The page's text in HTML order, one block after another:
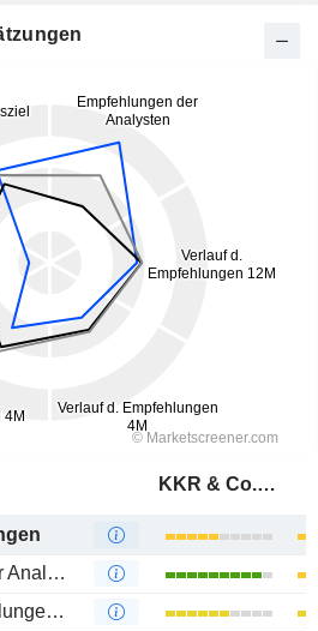
KKR & Co. Inc.
12M